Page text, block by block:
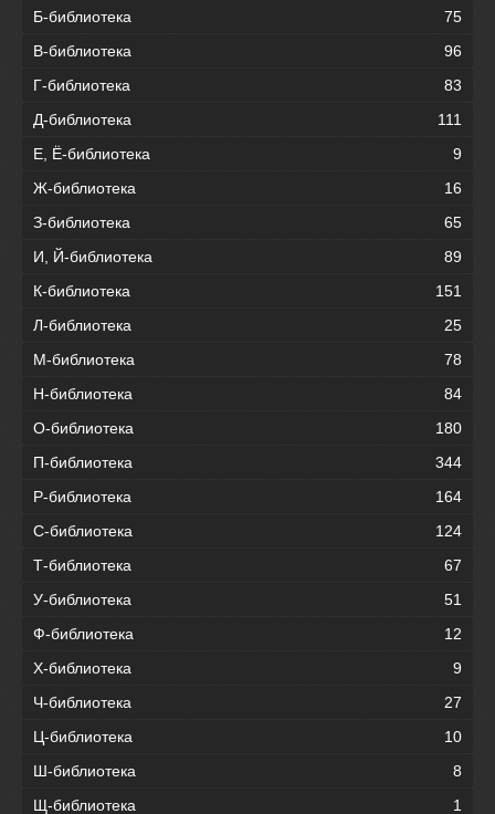
Б-библиотека
75
В-библиотека
96
Г-библиотека
83
Д-библиотека
111
Е, Ё-библиотека
9
Ж-библиотека
16
З-библиотека
65
И, Й-библиотека
89
К-библиотека
151
Л-библиотека
25
М-библиотека
78
Н-библиотека
84
О-библиотека
180
П-библиотека
344
Р-библиотека
164
С-библиотека
124
Т-библиотека
67
У-библиотека
51
Ф-библиотека
12
Х-библиотека
9
Ч-библиотека
27
Ц-библиотека
10
Ш-библиотека
8
Щ-библиотека
1